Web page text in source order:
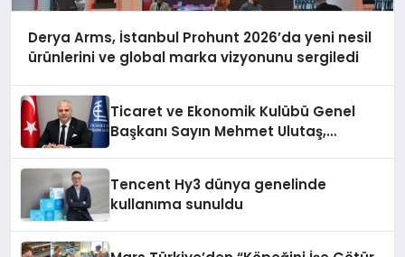
Derya Arms, İstanbul Prohunt 2026’da yeni nesil
ürünlerini ve global marka vizyonunu sergiledi
Ticaret ve Ekonomik Kulübü Genel
Başkanı Sayın Mehmet Ulutaş,
Tencent Hy3 dünya genelinde
kullanıma sunuldu